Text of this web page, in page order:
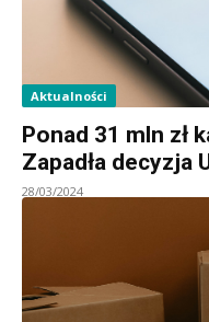
Aktualności
Ponad 31 mln zł
Zapadła decyzja
28/03/2024